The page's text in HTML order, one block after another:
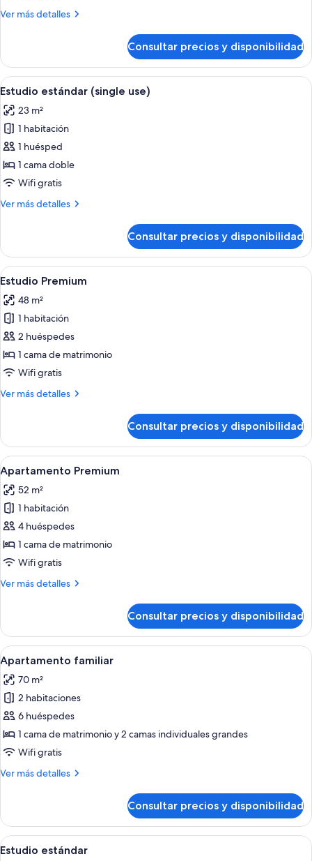
extra
Ver más detalles
Más
estándar
(adult
extra
Consultar precios y disponibilidad
Abrir
todas
las
fotos
de
Estudio
estándar
use)
Habitación de hotel con dos camas,
7
Estudio estándar (single use)
23 m²
1 habitación
1 huésped
1 cama doble
Wifi gratis
Ver más detalles
Más
estándar
(single
use)
Consultar precios y disponibilidad
Abrir
todas
las
fotos
de
Estudio
Premium
Una habitación de hotel moderna
18
Estudio Premium
48 m²
1 habitación
2 huéspedes
1 cama de matrimonio
Wifi gratis
Ver más detalles
Más
Premium
Consultar precios y disponibilidad
Abrir
todas
las
fotos
de
Apartamento
Premium
Caja fuerte, escritorio, sistema de
14
Apartamento Premium
52 m²
1 habitación
4 huéspedes
1 cama de matrimonio
Wifi gratis
Ver más detalles
Más
Premium
Consultar precios y disponibilidad
Abrir
todas
las
fotos
de
Apartamento
familiar
Frigorífico, microondas, horno y
3
Apartamento familiar
70 m²
2 habitaciones
6 huéspedes
1 cama de matrimonio y 2 camas individuales grandes
Wifi gratis
Ver más detalles
Más
familiar
Consultar precios y disponibilidad
Abrir
Habitación de hotel con dos camas,
9
Estudio estándar